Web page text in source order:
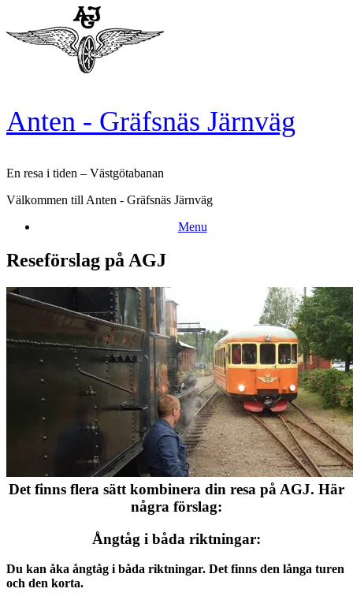
content
Anten - Gräfsnäs Järnväg
En resa i tiden – Västgötabanan
Välkommen till Anten - Gräfsnäs Järnväg
Menu
Reseförslag på AGJ
Det finns flera sätt kombinera din resa på AGJ. Här
några förslag:
Ångtåg i båda riktningar:
Du kan åka ångtåg i båda riktningar. Det finns den långa turen
och den korta.